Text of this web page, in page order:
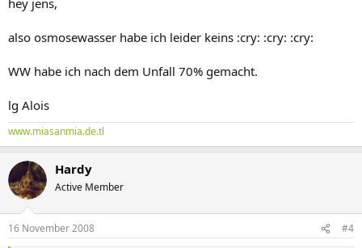
also osmosewasser habe ich leider keins :cry: :cry: :cry:
WW habe ich nach dem Unfall 70% gemacht.
lg Alois
www.miasanmia.de.tl
Hardy
Active Member
16 November 2008 #4